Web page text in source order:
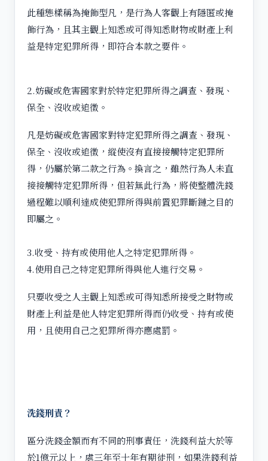
此種態樣稱為掩飾型凡，是行為人客觀上有隱匿或掩
飾行為，且其主觀上知悉或可得知悉財物或財產上利
益是特定犯罪所得，即符合本款之要件。
2.妨礙或危害國家對於特定犯罪所得之調查、發現、
保全、沒收或追徵。
凡是妨礙或危害國家對特定犯罪所得之調查、發現、
保全、沒收或追徵，縱使沒有直接接觸特定犯罪所
得，仍屬於第二款之行為。換言之，雖然行為人未直
接接觸特定犯罪所得，但若無此行為，將使整體洗錢
過程難以順利達成使犯罪所得與前置犯罪斷鏈之目的
即屬之。
3.收受、持有或使用他人之特定犯罪所得。
4.使用自己之特定犯罪所得與他人進行交易。
只要收受之人主觀上知悉或可得知悉所接受之財物或
財產上利益是他人特定犯罪所得而仍收受、持有或使
用，且使用自己之犯罪所得亦應處罰。
洗錢刑責？
區分洗錢金額而有不同的刑事責任，洗錢利益大於等
於1億元以上，處三年至十年有期徒刑，如果洗錢利益